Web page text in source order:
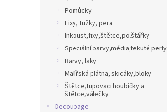
Pomůcky
Fixy, tužky, pera
Inkoust,fixy,štětce,polštářky
Speciální barvy,média,tekuté perly
Barvy, laky
Malířská plátna, skicáky,bloky
Štětce,tupovací houbičky a
štětce,válečky
Decoupage